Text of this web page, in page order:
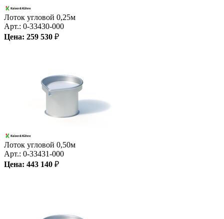
Лоток угловой 0,25м
Арт.: 0-33430-000
Цена: 259 530 ₽
Лоток угловой 0,50м
Арт.: 0-33431-000
Цена: 443 140 ₽